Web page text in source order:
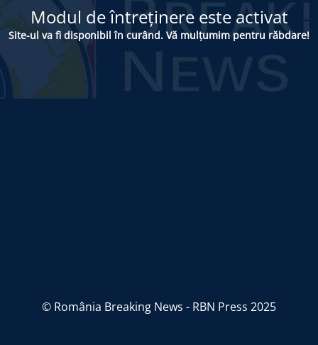
Modul de întreținere este activat
Site-ul va fi disponibil în curând. Vă mulțumim pentru răbdare!
© România Breaking News - RBN Press 2025